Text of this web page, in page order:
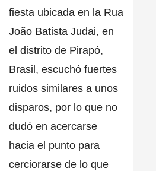
fiesta ubicada en la Rua
João Batista Judai, en
el distrito de Pirapó,
Brasil, escuchó fuertes
ruidos similares a unos
disparos, por lo que no
dudó en acercarse
hacia el punto para
cerciorarse de lo que